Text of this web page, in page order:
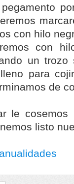
con hilo
con
un
para
de
le
listo